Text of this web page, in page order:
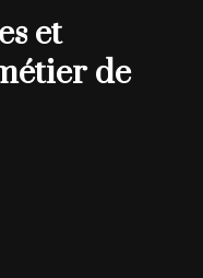
et
de